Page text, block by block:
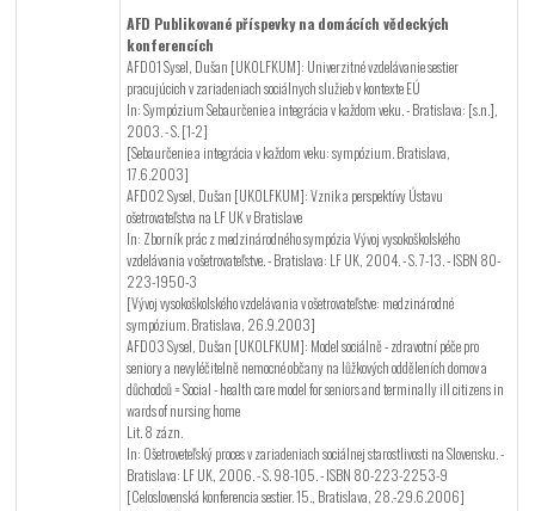
AFD Publikované příspevky na domácích vědeckých
konferencích
AFD01 Sysel, Dušan [UKOLFKUM]: Univerzitné vzdelávanie sestier
pracujúcich v zariadeniach sociálnych služieb v kontexte EÚ
In: Sympózium Sebaurčenie a integrácia v každom veku. - Bratislava: [s.n.],
2003. - S. [1-2]
[Sebaurčenie a integrácia v každom veku: sympózium. Bratislava,
17.6.2003]
AFD02 Sysel, Dušan [UKOLFKUM]: Vznik a perspektívy Ústavu
ošetrovateľstva na LF UK v Bratislave
In: Zborník prác z medzinárodného sympózia Vývoj vysokoškolského
vzdelávania v ošetrovateľstve. - Bratislava: LF UK, 2004. - S. 7-13. - ISBN 80-
223-1950-3
[Vývoj vysokoškolského vzdelávania v ošetrovateľstve: medzinárodné
sympózium. Bratislava, 26.9.2003]
AFD03 Sysel, Dušan [UKOLFKUM]: Model sociálně - zdravotní péče pro
seniory a nevyléčitelně nemocné občany na lůžkových odděleních domov a
důchodců = Social - health care model for seniors and terminally ill citizens in
wards of nursing home
Lit. 8 zázn.
In: Ošetroveteľský proces v zariadeniach sociálnej starostlivosti na Slovensku. -
Bratislava: LF UK, 2006. - S. 98-105. - ISBN 80-223-2253-9
[Celoslovenská konferencia sestier. 15., Bratislava, 28.-29.6.2006]